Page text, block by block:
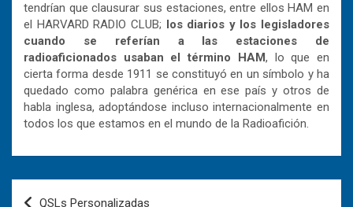
tendrían que clausurar sus estaciones, entre ellos HAM en
el HARVARD RADIO CLUB; los diarios y los legisladores
cuando se referían a las estaciones de
radioaficionados usaban el término HAM, lo que en
cierta forma desde 1911 se constituyó en un símbolo y ha
quedado como palabra genérica en ese país y otros de
habla inglesa, adoptándose incluso internacionalmente en
todos los que estamos en el mundo de la Radioafición.
Navegación
QSLs Personalizadas